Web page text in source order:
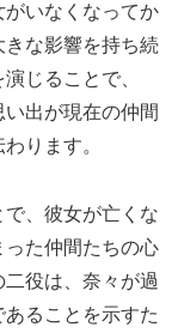
がいなくなってか
きな影響を持ち続
じることで、
出が現在の仲間
ります。
、彼女が亡くな
った仲間たちの心
役は、奈々が過
ることを示すた